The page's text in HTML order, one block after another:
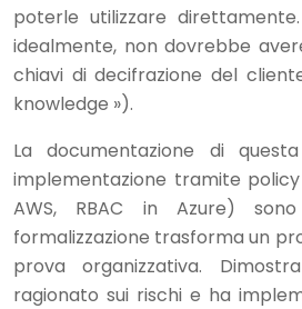
poterle utilizzare
idealmente, non dovrebbe
chiavi di decifrazione del
knowledge »).
La documentazione di
implementazione tramite
AWS, RBAC in Azure) sono
formalizzazione trasforma un
prova organizzativa.
ragionato sui rischi e ha